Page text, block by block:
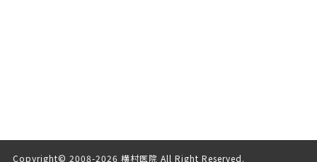
Copyright© 2008-2026 横村医院 All Right Reserved.